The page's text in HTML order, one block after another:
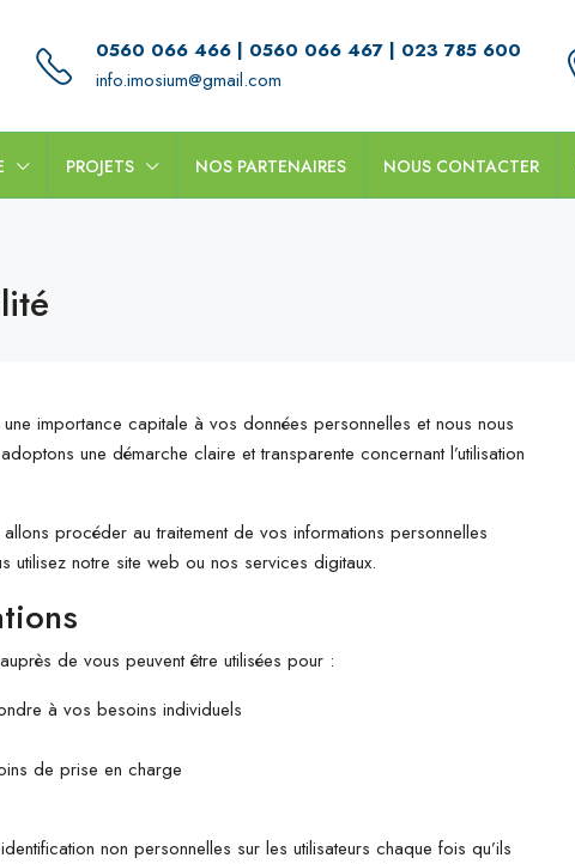
0560 066 466 | 0560 066 467 | 023 785 600
info.imosium@gmail.com
PROJETS NOS PARTENAIRES NOUS CONTACTER
importance capitale à vos données personnelles et nous nous
une démarche claire et transparente concernant l’utilisation
procéder au traitement de vos informations personnelles
notre site web ou nos services digitaux.
de vous peuvent être utilisées pour :
à vos besoins individuels
de prise en charge
non personnelles sur les utilisateurs chaque fois qu’ils